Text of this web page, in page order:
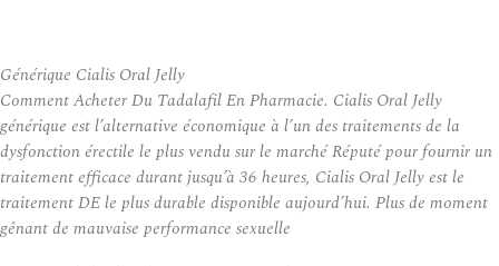
Générique Cialis Oral Jelly
Comment Acheter Du Tadalafil En Pharmacie. Cialis Oral Jelly
générique est l’alternative économique à l’un des traitements de la
dysfonction érectile le plus vendu sur le marché Réputé pour fournir un
traitement efficace durant jusqu’à 36 heures, Cialis Oral Jelly est le
traitement DE le plus durable disponible aujourd’hui. Plus de moment
gênant de mauvaise performance sexuelle